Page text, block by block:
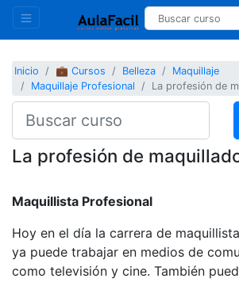
Inicio 💼 Cursos Belleza
Maquillaje
Maquillaje Profesional
La profesión de
La profesión de
Maquillista Profesional
Hoy en el día la carrera de
ya puede trabajar en medios de
como televisión y cine. También